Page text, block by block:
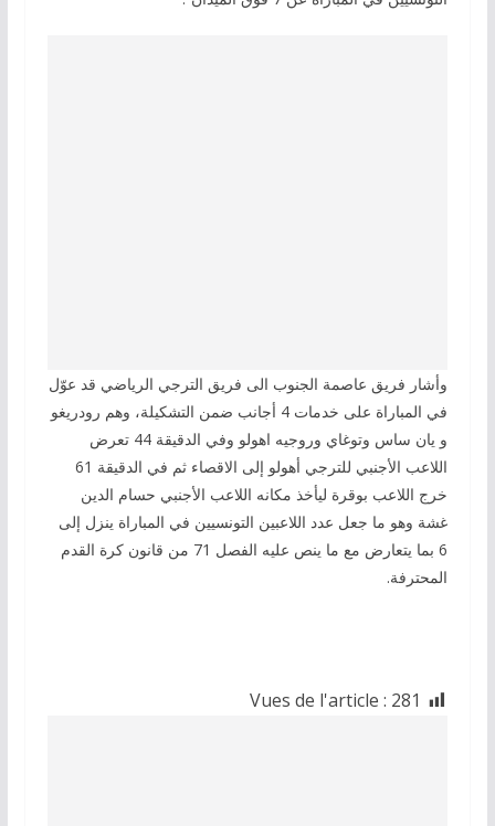
وأشار فريق عاصمة الجنوب الى فريق الترجي الرياضي قد عوّل
في المباراة على خدمات 4 أجانب ضمن التشكيلة، وهم رودريغو
و يان ساس وتوغاي وروجيه اهولو وفي الدقيقة 44 تعرض
اللاعب الأجنبي للترجي أهولو إلى الاقصاء ثم في الدقيقة 61
خرج اللاعب بوقرة ليأخذ مكانه اللاعب الأجنبي حسام الدين
غشة وهو ما جعل عدد اللاعبين التونسيين في المباراة ينزل إلى
6 بما يتعارض مع ما ينص عليه الفصل 71 من قانون كرة القدم
المحترفة.
Vues de l'article : 281